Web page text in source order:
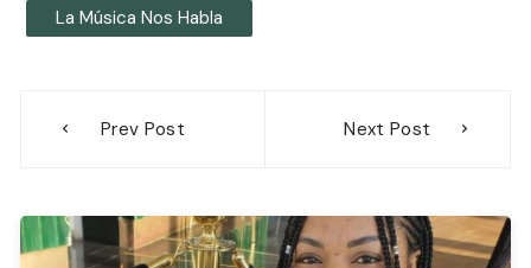
La Música Nos Habla
Prev Post Next Post